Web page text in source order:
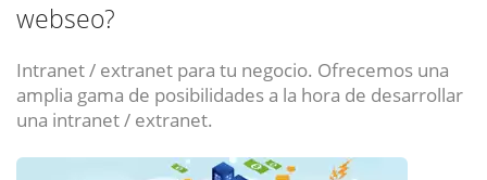
webseo?
Intranet / extranet para tu negocio. Ofrecemos una
amplia gama de posibilidades a la hora de desarrollar
una intranet / extranet.